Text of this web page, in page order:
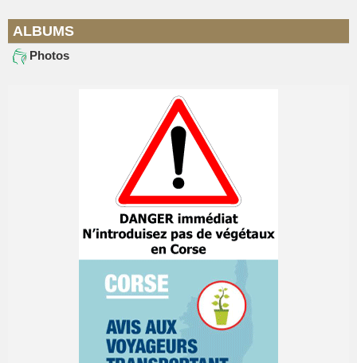
ALBUMS
Photos